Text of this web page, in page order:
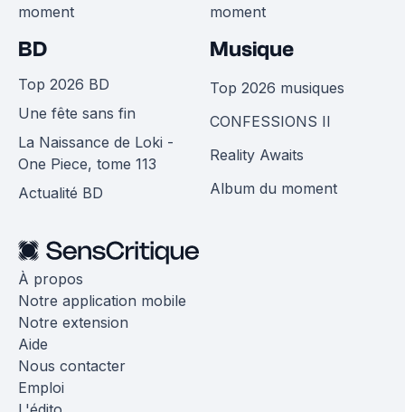
moment
moment
BD
Top 2026 BD
Une fête sans fin
La Naissance de Loki -
One Piece, tome 113
Actualité BD
Musique
Top 2026 musiques
CONFESSIONS II
Reality Awaits
Album du moment
À propos
Notre application mobile
Notre extension
Aide
Nous contacter
Emploi